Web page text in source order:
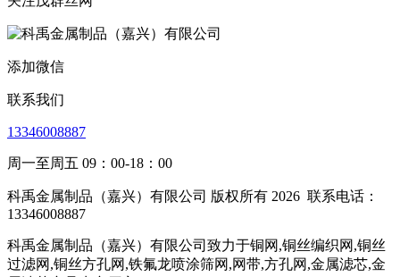
添加微信
联系我们
13346008887
周一至周五 09：00-18：00
科禹金属制品（嘉兴）有限公司 版权所有 2026 联系电话：
13346008887
科禹金属制品（嘉兴）有限公司致力于铜网,铜丝编织网,铜丝
过滤网,铜丝方孔网,铁氟龙喷涂筛网,网带,方孔网,金属滤芯,金